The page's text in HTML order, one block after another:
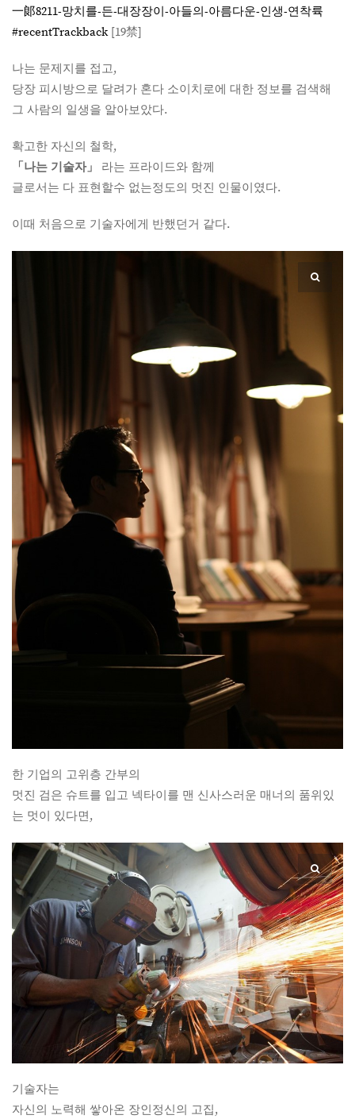
一郞8211-망치를-든-대장장이-아들의-아름다운-인생-연착륙
#recentTrackback[19禁]
나는 문제지를 접고,
당장 피시방으로 달려가 혼다 소이치로에 대한 정보를 검색해
그 사람의 일생을 알아보았다.
확고한 자신의 철학,
「나는 기술자」
라는 프라이드와 함께
글로서는 다 표현할수 없는정도의 멋진 인물이였다.
이때 처음으로 기술자에게 반했던거 같다.
한 기업의 고위층 간부의
멋진 검은 슈트를 입고 넥타이를 맨 신사스러운 매너의 품위있
는 멋이 있다면,
기술자는
자신의 노력해 쌓아온 장인정신의 고집,